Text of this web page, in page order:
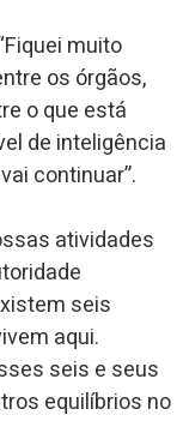
muito
os órgãos,
o que está
de inteligência
continuar”.
atividades
seis
aqui.
seis e seus
equilíbrios no